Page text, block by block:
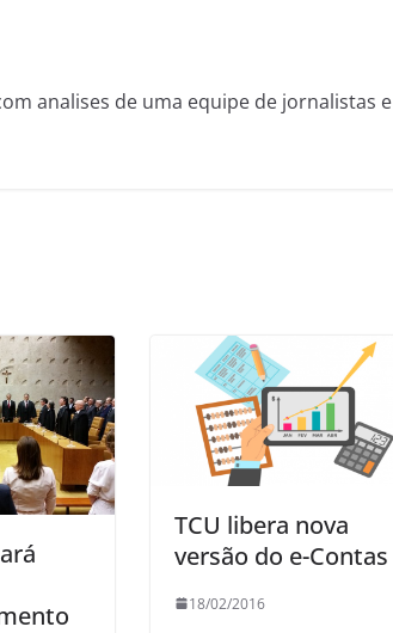
analises de uma equipe de jornalistas e
TCU libera nova
versão do e-Contas
18/02/2016